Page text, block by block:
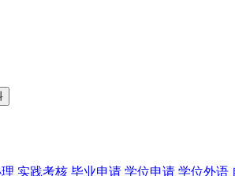
实践考核 毕业申请 学位申请 学位外语